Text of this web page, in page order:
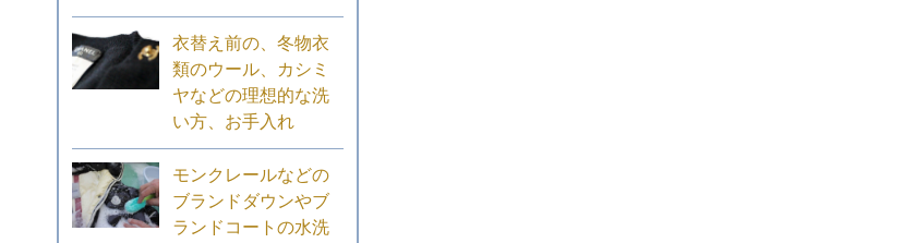
衣替え前の、冬物衣
類のウール、カシミ
ヤなどの理想的な洗
い方、お手入れ
モンクレールなどの
ブランドダウンやブ
ランドコートの水洗